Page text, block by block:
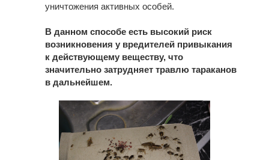
уничтожения активных особей.
В данном способе есть высокий риск
возникновения у вредителей привыкания
к действующему веществу, что
значительно затрудняет травлю тараканов
в дальнейшем.